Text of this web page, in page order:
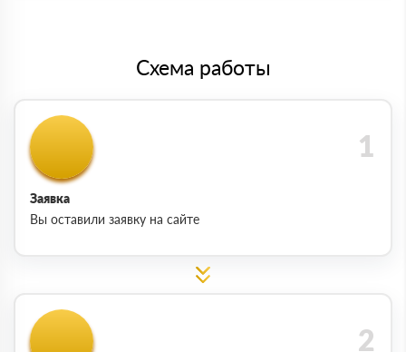
Схема работы
Заявка
Вы оставили заявку на сайте